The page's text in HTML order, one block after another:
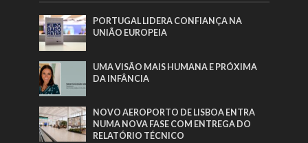
PORTUGAL LIDERA CONFIANÇA NA
UNIÃO EUROPEIA
UMA VISÃO MAIS HUMANA E PRÓXIMA
DA INFÂNCIA
NOVO AEROPORTO DE LISBOA ENTRA
NUMA NOVA FASE COM ENTREGA DO
RELATÓRIO TÉCNICO